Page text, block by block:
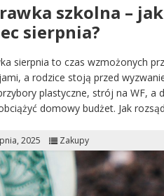
szkolna –
sierpnia?
sierpnia to czas wzmożonych
a rodzice stoją przed
plastyczne, strój na WF,
domowy budżet. Jak
2025 Zakupy